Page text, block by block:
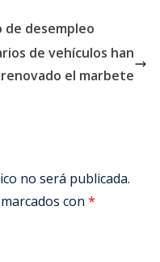
de desempleo
de vehículos han
renovado el marbete
no será publicada.
con *